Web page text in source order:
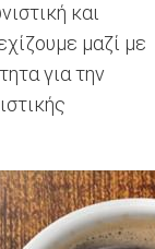
και
μαζί με
για την